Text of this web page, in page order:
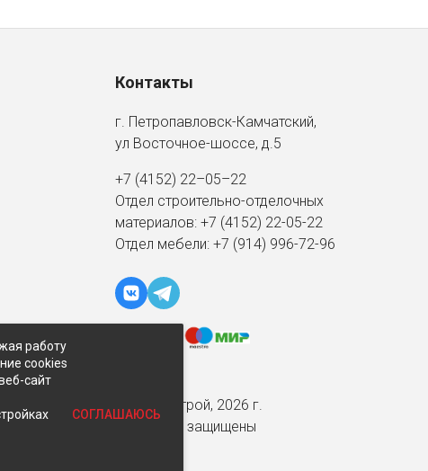
Контакты
г. Петропавловск-Камчатский,
ул Восточное-шоссе, д.5
+7 (4152) 22–05–22
Отдел строительно-отделочных
материалов: +7 (4152) 22-05-22
Отдел мебели: +7 (914) 996-72-96
© Экспострой, 2026 г.
Все права защищены
работу
cookies
сайт
СОГЛАШАЮСЬ